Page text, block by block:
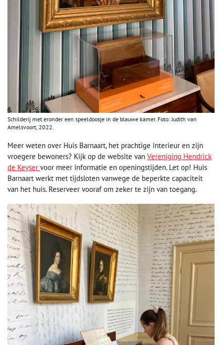
Schilderij met eronder een speeldoosje in de blauwe kamer. Foto: Judith van
Amelsvoort, 2022.
Meer weten over Huis Barnaart, het prachtige interieur en zijn
vroegere bewoners? Kijk op de website van Vereniging Hendrick
de Keyser voor meer informatie en openingstijden. Let op! Huis
Barnaart werkt met tijdsloten vanwege de beperkte capaciteit
van het huis. Reserveer vooraf om zeker te zijn van toegang.